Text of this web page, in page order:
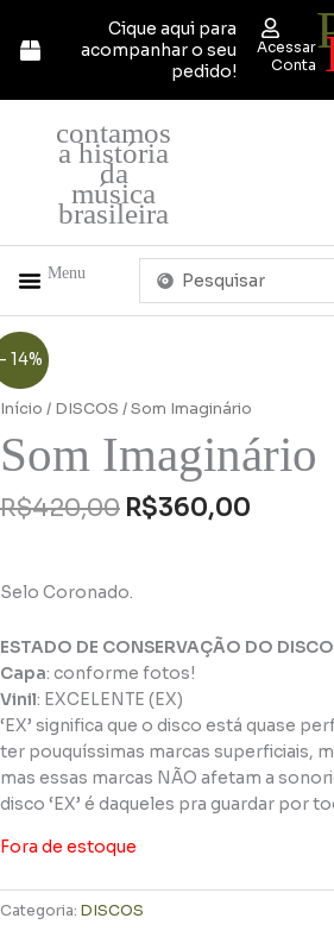
para
Cique aqui para
acompanhar o seu
pedido!
Acessar
Conta
contamos
a história
da
música
brasileira
Menu
Pesquisar
14%
Início / DISCOS / Som Imaginário
Som Imaginário
R$420,00
original
R$420,00.
R$360,00
atual
é:
Selo Coronado.
ESTADO DE CONSERVAÇÃO DO DISCO
Capa: conforme fotos!
Vinil: EXCELENTE (EX)
‘EX’ significa que o disco está quase
ter pouquíssimas marcas superficiais,
mas essas marcas NÃO afetam a
disco ‘EX’ é daqueles pra guardar por
Fora de estoque
Categoria: DISCOS